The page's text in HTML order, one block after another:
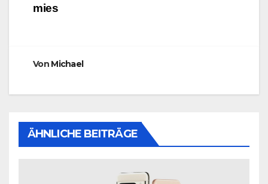
mies
Von Michael
ÄHNLICHE BEITRÄGE